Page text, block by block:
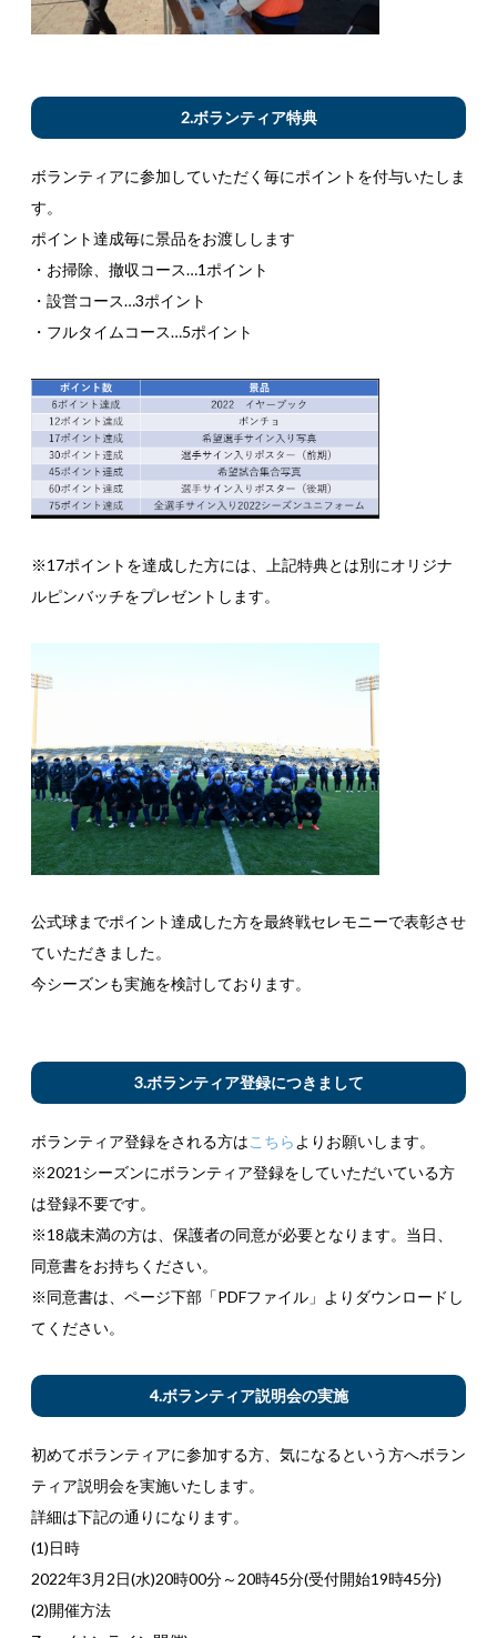
2.ボランティア特典
ボランティアに参加していただく毎にポイントを付与いたしま
す。
ポイント達成毎に景品をお渡しします
・お掃除、撤収コース…1ポイント
・設営コース…3ポイント
・フルタイムコース…5ポイント
※17ポイントを達成した方には、上記特典とは別にオリジナ
ルピンバッチをプレゼントします。
公式球までポイント達成した方を最終戦セレモニーで表彰させ
ていただきました。
今シーズンも実施を検討しております。
3.ボランティア登録につきまして
ボランティア登録をされる方はこちら よりお願いします。
※2021シーズンにボランティア登録をしていただいている方
は登録不要です。
※18歳未満の方は、保護者の同意が必要となります。当日、
同意書をお持ちください。
※同意書は、ページ下部「PDFファイル」よりダウンロードし
てください。
4.ボランティア説明会の実施
初めてボランティアに参加する方、気になるという方へボラン
ティア説明会を実施いたします。
詳細は下記の通りになります。
(1)日時
2022年3月2日(水)20時00分～20時45分(受付開始19時45分)
(2)開催方法